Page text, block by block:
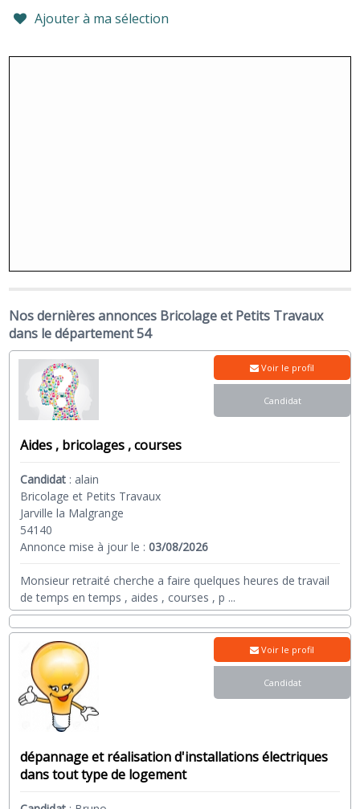
Ajouter à ma sélection
Nos dernières annonces Bricolage et Petits Travaux
dans le département 54
Aides , bricolages , courses
Candidat : alain
Bricolage et Petits Travaux
Jarville la Malgrange
54140
Annonce mise à jour le :03/08/2026
Monsieur retraité cherche a faire quelques heures de travail
de temps en temps , aides , courses , p ...
Voir le profil
Candidat
dépannage et réalisation d'installations électriques
dans tout type de logement
Voir le profil
Candidat